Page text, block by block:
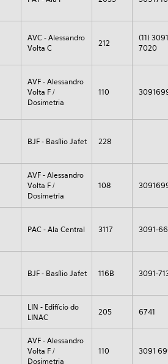
AVC - Alessandro
Volta C
212
(11)
7020
AVF - Alessandro
Volta F /
Dosimetria
110
BJF - Basílio Jafet 228
AVF - Alessandro
Volta F /
Dosimetria
108
PAC - Ala Central 3117 3091-
BJF - Basílio Jafet 116B 3091-
LIN - Edifício do
LINAC
205 6741
AVF - Alessandro
Volta F /
Dosimetria
110 3091